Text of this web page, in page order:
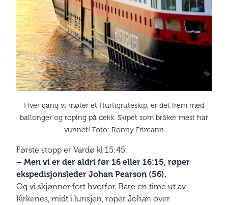
Hver gang vi møter et Hurtigruteskip, er det frem med
ballonger og roping på dekk. Skipet som bråker mest har
vunnet! Foto: Ronny Frimann
Første stopp er Vardø kl 15:45.
– Men vi er der aldri før 16 eller 16:15, røper
ekspedisjonsleder Johan Pearson (56).
Og vi skjønner fort hvorfor. Bare en time ut av
Kirkenes, midt i lunsjen, roper Johan over